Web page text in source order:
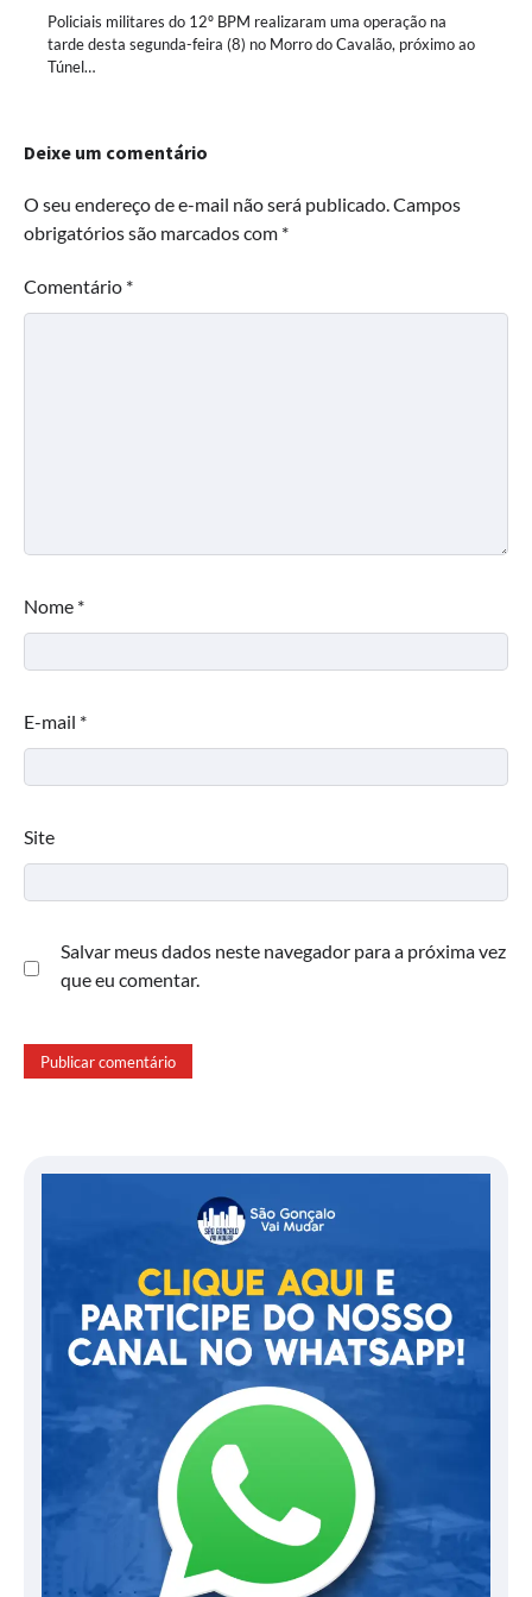
Policiais militares do 12º BPM realizaram uma operação na
tarde desta segunda-feira (8) no Morro do Cavalão, próximo ao
Túnel…
Deixe um comentário
O seu endereço de e-mail não será publicado.Campos
obrigatórios são marcados com *
Comentário *
Nome *
E-mail *
Site
Salvar meus dados neste navegador para a próxima vez
que eu comentar.